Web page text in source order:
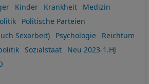
Kinder Krankheit
Medizin
Politische Parteien
Sexarbeit)
Psychologie
Reichtum
Sozialstaat
Neu 2023-1.HJ